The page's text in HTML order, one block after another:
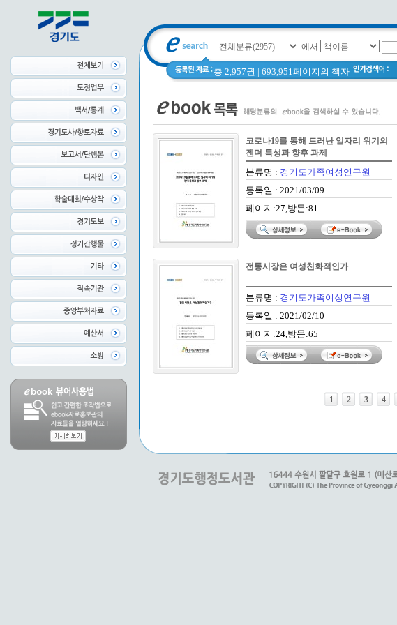
에서
총 2,957권 | 693,951페이지의 책자
코로나19를 통해 드러난 일자리 위기의
젠더 특성과 향후 과제
분류명 : 경기도가족여성연구원
등록일 : 2021/03/09
페이지:27,방문:81
전통시장은 여성친화적인가
분류명 : 경기도가족여성연구원
등록일 : 2021/02/10
페이지:24,방문:65
1 2 3 4